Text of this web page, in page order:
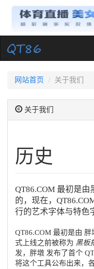
网站首页 关于我们
关于我们
历史
QT86.COM 最初是
的，现在，
行的艺术字体与特色
QT86.COM 最初是由 胖
式上线之前被称为 黑板
发，胖墩 发布了首个
将这个工具公布出来，